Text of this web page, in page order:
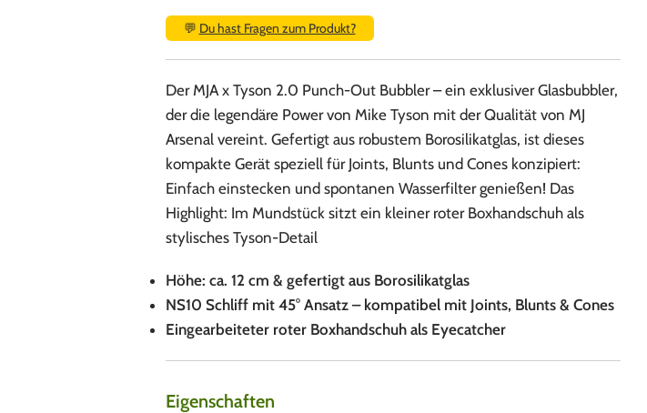
💬 Du hast Fragen zum Produkt?
Der MJA x Tyson 2.0 Punch-Out Bubbler – ein exklusiver Glasbubbler,
der die legendäre Power von Mike Tyson mit der Qualität von MJ
Arsenal vereint. Gefertigt aus robustem Borosilikatglas, ist dieses
kompakte Gerät speziell für Joints, Blunts und Cones konzipiert:
Einfach einstecken und spontanen Wasserfilter genießen! Das
Highlight: Im Mundstück sitzt ein kleiner roter Boxhandschuh als
stylisches Tyson-Detail
Höhe: ca. 12 cm & gefertigt aus Borosilikatglas
NS10 Schliff mit 45° Ansatz – kompatibel mit Joints, Blunts & Cones
Eingearbeiteter roter Boxhandschuh als Eyecatcher
Eigenschaften